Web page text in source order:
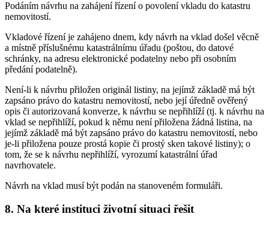
Podáním návrhu na zahájení řízení o povolení vkladu do katastru
nemovitostí.
Vkladové řízení je zahájeno dnem, kdy návrh na vklad došel věcně
a místně příslušnému katastrálnímu úřadu (poštou, do datové
schránky, na adresu elektronické podatelny nebo při osobním
předání podatelně).
Není-li k návrhu přiložen originál listiny, na jejímž základě má být
zapsáno právo do katastru nemovitostí, nebo její úředně ověřený
opis či autorizovaná konverze, k návrhu se nepřihlíží (tj. k návrhu na
vklad se nepřihlíží, pokud k němu není přiložena žádná listina, na
jejímž základě má být zapsáno právo do katastru nemovitostí, nebo
je-li přiložena pouze prostá kopie či prostý sken takové listiny); o
tom, že se k návrhu nepřihlíží, vyrozumí katastrální úřad
navrhovatele.
Návrh na vklad musí být podán na stanoveném formuláři.
8. Na které instituci životní situaci řešit